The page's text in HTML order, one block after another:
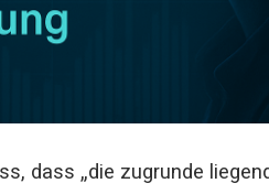
dass „die zugrunde